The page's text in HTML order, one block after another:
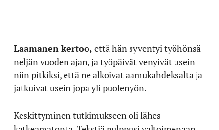
Laamanen kertoo, että hän syventyi työhönsä
neljän vuoden ajan, ja työpäivät venyivät usein
niin pitkiksi, että ne alkoivat aamukahdeksalta ja
jatkuivat usein jopa yli puolenyön.
Keskittyminen tutkimukseen oli lähes